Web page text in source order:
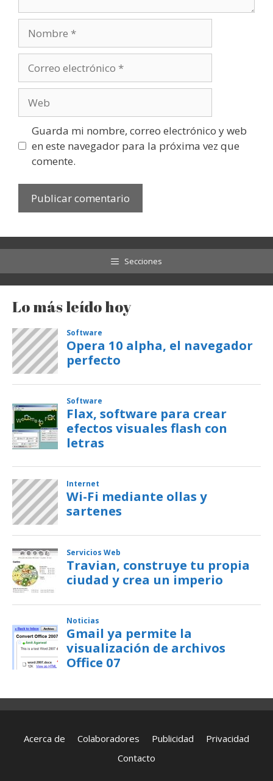
electrónico
Guarda mi nombre, correo electrónico y web
en este navegador para la próxima vez que
comente.
Secciones
Lo más leído hoy
Acerca de Colaboradores Publicidad
Privacidad
Contacto